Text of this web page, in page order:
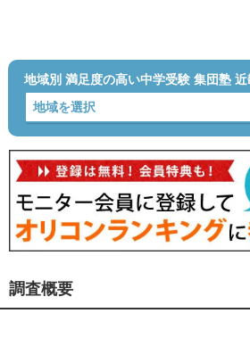
地域別 満足度の高い中学受験 集団塾 近
調査概要